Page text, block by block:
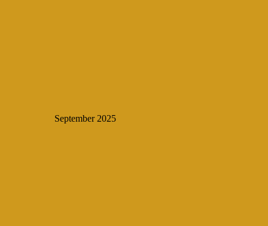
September 2025